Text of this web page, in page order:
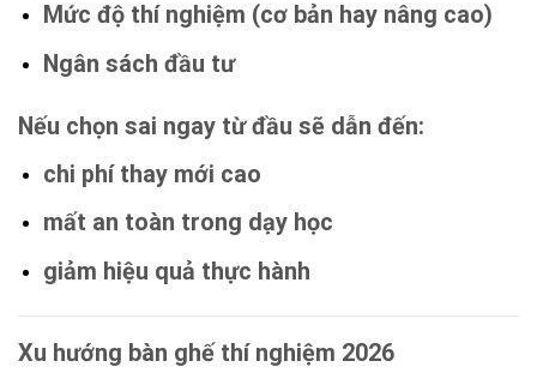
Mức độ thí nghiệm (cơ bản hay nâng cao)
Ngân sách đầu tư
Nếu chọn sai ngay từ đầu sẽ dẫn đến:
chi phí thay mới cao
mất an toàn trong dạy học
giảm hiệu quả thực hành
Xu hướng bàn ghế thí nghiệm 2026